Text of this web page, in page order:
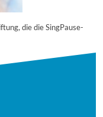
die die SingPause-